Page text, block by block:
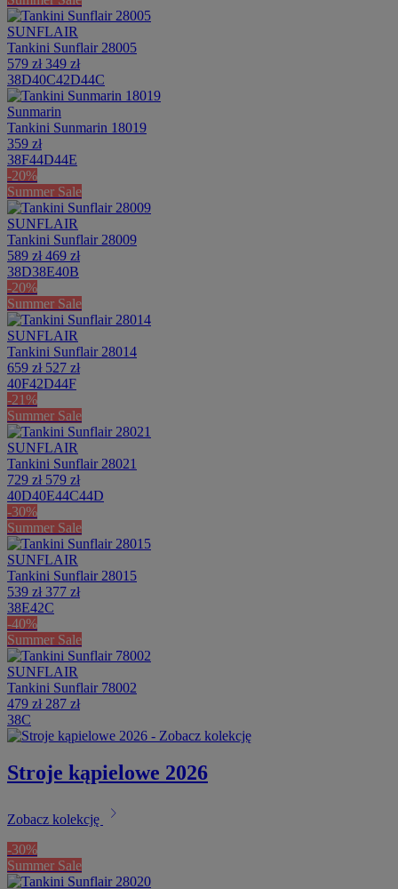
SUNFLAIR
Tankini Sunflair 28005
579 zł 349 zł
38D40C42D44C
Sunmarin
Tankini Sunmarin 18019
359 zł
38F44D44E
-20%
Summer Sale
SUNFLAIR
Tankini Sunflair 28009
589 zł 469 zł
38D38E40B
-20%
Summer Sale
SUNFLAIR
Tankini Sunflair 28014
659 zł 527 zł
40F42D44F
-21%
Summer Sale
SUNFLAIR
Tankini Sunflair 28021
729 zł 579 zł
40D40E44C44D
-30%
Summer Sale
SUNFLAIR
Tankini Sunflair 28015
539 zł 377 zł
38E42C
-40%
Summer Sale
SUNFLAIR
Tankini Sunflair 78002
479 zł 287 zł
38C
Stroje kąpielowe 2026
Zobacz kolekcję chevron_right
-30%
Summer Sale